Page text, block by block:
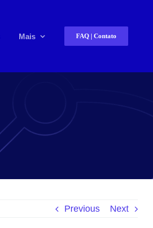
Mais FAQ | Contato
Previous Next